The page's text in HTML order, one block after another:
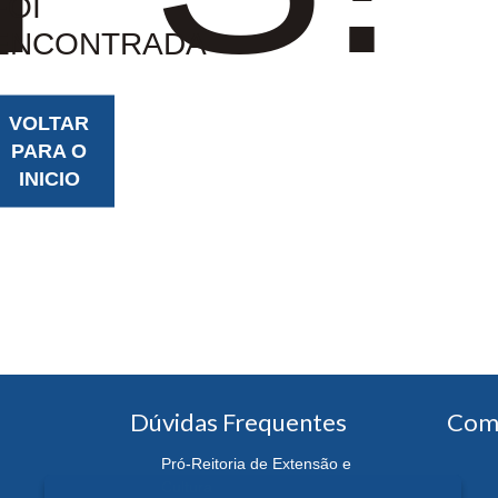
VOLTAR
PARA O
INICIO
Dúvidas Frequentes
Pró-Reitoria de Extensão e